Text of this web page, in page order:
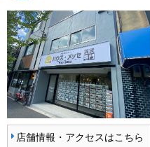
店舗情報・アクセスはこちら